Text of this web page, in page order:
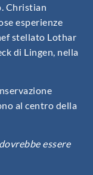
Christian
esperienze
stellato Lothar
di Lingen, nella
al centro della
essere